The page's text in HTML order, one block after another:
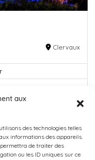
aux
des technologies telles
informations des appareils.
de traiter des
ou les ID uniques sur ce
Clervaux